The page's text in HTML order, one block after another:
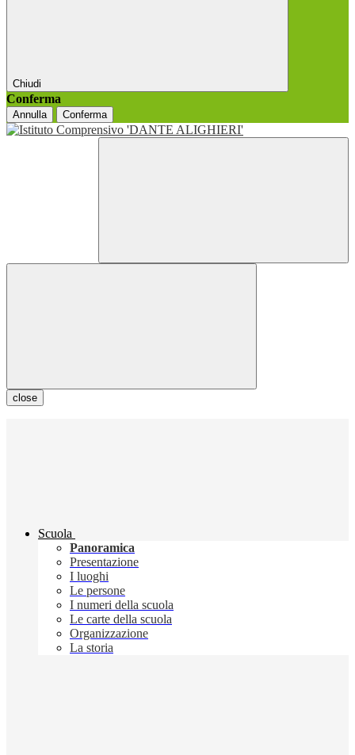
Chiudi
Conferma
Annulla Conferma
close
Scuola
Panoramica
Presentazione
I luoghi
Le persone
I numeri della scuola
Le carte della scuola
Organizzazione
La storia